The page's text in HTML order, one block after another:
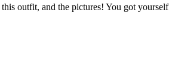
outfit, and the pictures! You got yourself